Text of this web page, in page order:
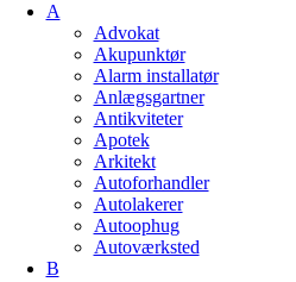
A
Advokat
Akupunktør
Alarm installatør
Anlægsgartner
Antikviteter
Apotek
Arkitekt
Autoforhandler
Autolakerer
Autoophug
Autoværksted
B